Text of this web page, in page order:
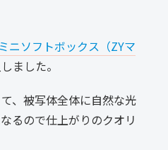
ニソフトボックス（ZYマ
ました。
、被写体全体に自然な光
るので仕上がりのクオリ